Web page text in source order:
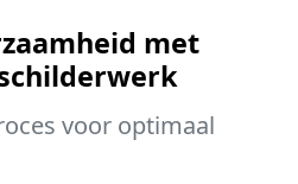
met
voor optimaal